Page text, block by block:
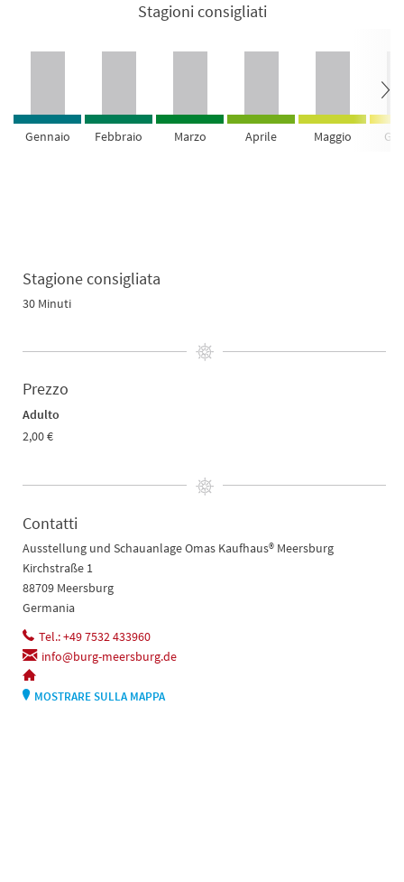
Stagioni consigliati
Gennaio Febbraio Marzo Aprile Maggio
Stagione consigliata
30 Minuti
Prezzo
Adulto
2,00 €
Contatti
Ausstellung und Schauanlage Omas Kaufhaus® Meersburg
Kirchstraße 1
88709 Meersburg
Germania
Tel.: +49 7532 433960
info@burg-meersburg.de
MOSTRARE SULLA MAPPA